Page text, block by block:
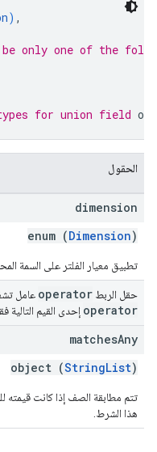
) ,
be only one of the
for union field
الحقول
dimension
enum (Dimension)
تطبيق معيار الفلتر على السمة
حقل الربط operator عامل
operator إحدى القيم التالية
matchesAny
object (StringList)
تتم مطابقة الصف إذا كانت قيمته
هذا الشرط.